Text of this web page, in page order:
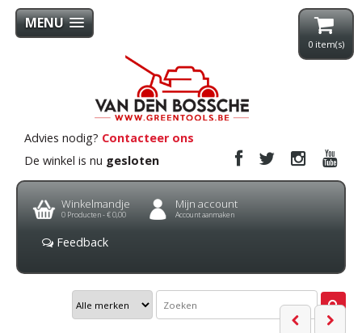
MENU
0 item(s)
Advies nodig? Contacteer ons
De winkel is nu gesloten
Winkelmandje
0 Producten -€ 0,00
Mijn account
Account aanmaken
Feedback